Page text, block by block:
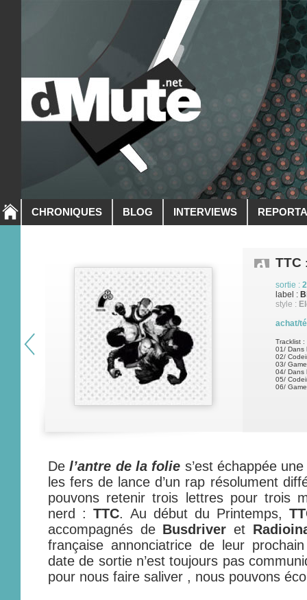
CHRONIQUES BLOG INTERVIEWS
TTC
sortie :
label :
style :
achat/
Tracklist :
01/ Dans
02/
03/
04/ Dans
05/
06/
Del’antre de la folie s’est échappée
les fers de lance d’un rap résolument
pouvons retenir trois lettres pour trois
nerd :TTC. Au début du Printemps,
accompagnés de Busdriver et
française annonciatrice de leur
date de sortie n’est toujours pas
pour nous faire saliver , nous pouvons